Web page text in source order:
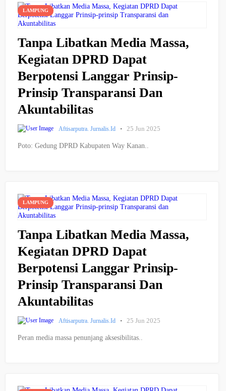
LAMPUNG
Tanpa Libatkan Media Massa,
Kegiatan DPRD Dapat
Berpotensi Langgar Prinsip-
Prinsip Transparansi Dan
Akuntabilitas
Aftisarputra. Jurnalis.id · 25 Jun 2025
Poto: Gedung DPRD Kabupaten Way Kanan..
LAMPUNG
Tanpa Libatkan Media Massa,
Kegiatan DPRD Dapat
Berpotensi Langgar Prinsip-
Prinsip Transparansi Dan
Akuntabilitas
Aftisarputra. Jurnalis.id · 25 Jun 2025
Peran media massa penunjang aksesibilitas..